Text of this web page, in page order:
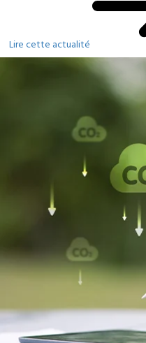
Lire cette actualité